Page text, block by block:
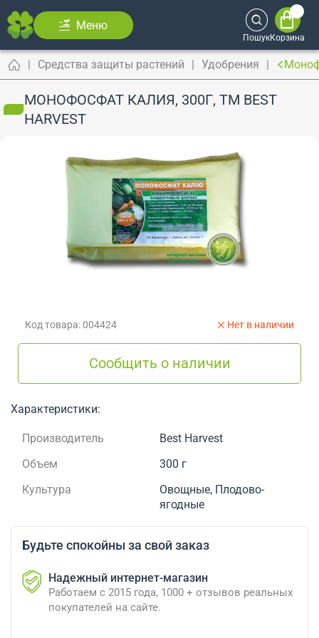
Меню
ПошукКорзина
Средства защиты растений Удобрения
МОНОФОСФАТ КАЛИЯ, 300Г, ТМ BEST
HARVEST
Код товара: 004424 Нет в наличии
Сообщить о наличии
Характеристики:
Производитель
Best Harvest
Объем
300 г
Культура
Овощные, Плодово-
ягодные
Будьте спокойны за свой заказ
Надежный интернет-магазин
Работаем с 2015 года, 1000 + отзывов реальных
покупателей на сайте.